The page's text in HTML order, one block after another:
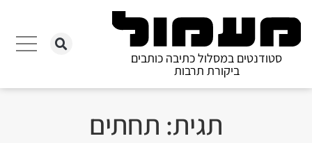
סטודנטים במסלול כתיבה כותבים
ביקורת תרבות
תגית: תחתים